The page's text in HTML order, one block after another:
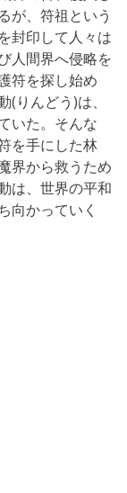
が、符祖という
封印して人々は
人間界へ侵略を
符を探し始め
りんどう)は、
いた。そんな
を手にした林
界から救うため
は、世界の平和
向かっていく